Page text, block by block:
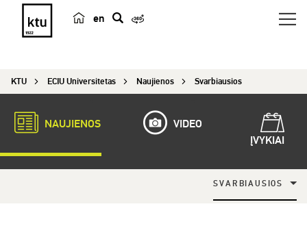
en
e
KTU ECIU Universitetas Naujienos Svarbiausios
NAUJIENOS
VIDEO
ĮVYKIAI
SVARBIAUSIOS